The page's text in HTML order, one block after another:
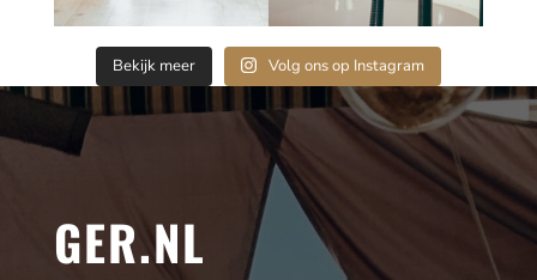
Bekijk meer Volg ons op Instagram
GER.NL